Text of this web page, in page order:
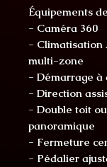
Équipements
- Caméra 360
- Climatisation
multi-zone
- Démarrage à
- Direction
- Double toit
panoramique
- Fermeture
- Pédalier